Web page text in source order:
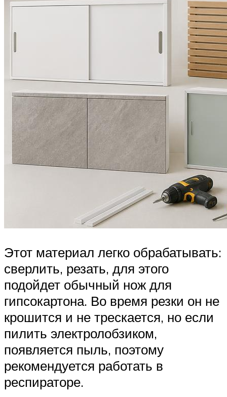
Этот материал легко обрабатывать:
сверлить, резать, для этого
подойдет обычный нож для
гипсокартона. Во время резки он не
крошится и не трескается, но если
пилить электролобзиком,
появляется пыль, поэтому
рекомендуется работать в
респираторе.